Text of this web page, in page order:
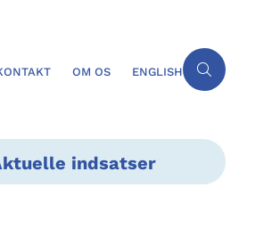
OM OS ENGLISH
indsatser